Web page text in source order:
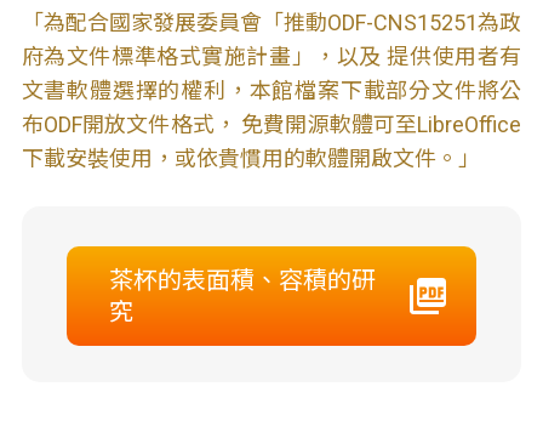
「為配合國家發展委員會「推動ODF-CNS15251為政
府為文件標準格式實施計畫」，以及 提供使用者有
文書軟體選擇的權利，本館檔案下載部分文件將公
布ODF開放文件格式， 免費開源軟體可至LibreOffice
下載安裝使用，或依貴慣用的軟體開啟文件。」
茶杯的表面積、容積的研
究